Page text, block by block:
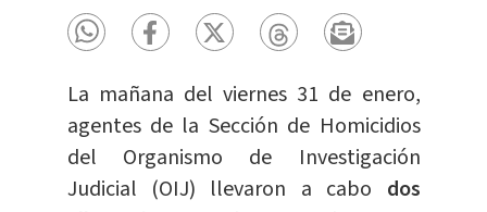
La mañana del viernes 31 de enero,
agentes de la Sección de Homicidios
del Organismo de Investigación
Judicial (OIJ) llevaron a cabo dos